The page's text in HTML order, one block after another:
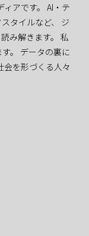
アです。 AI・テ
タイルなど、 ジ
み解きます。 私
。 データの裏に
会を形づくる人々